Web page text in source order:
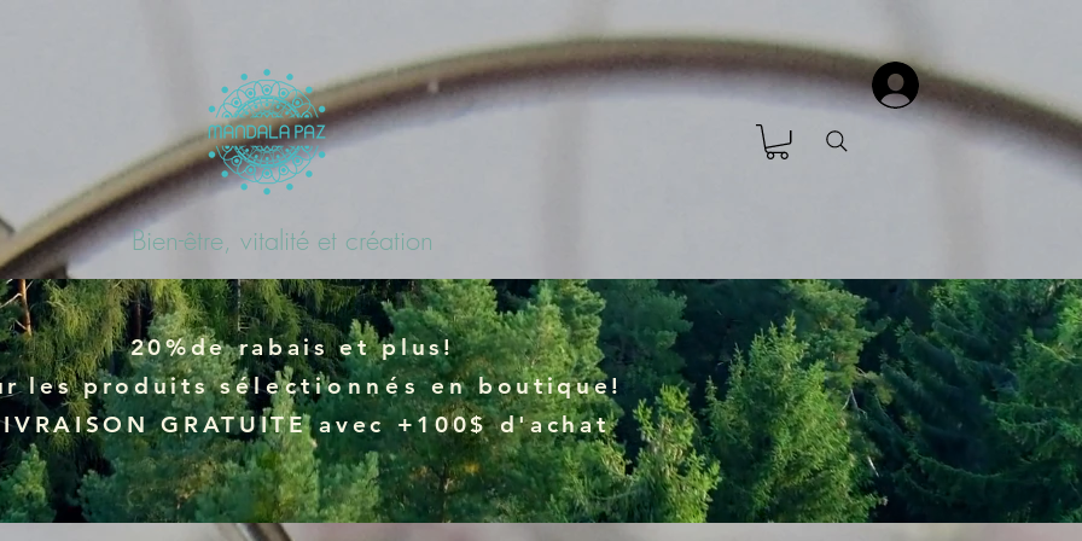
Bien-être, vitalité et création
20%de rabais et plus!
les produitssélectionnésen boutique!
GRATUITE avec +100$ d'achat